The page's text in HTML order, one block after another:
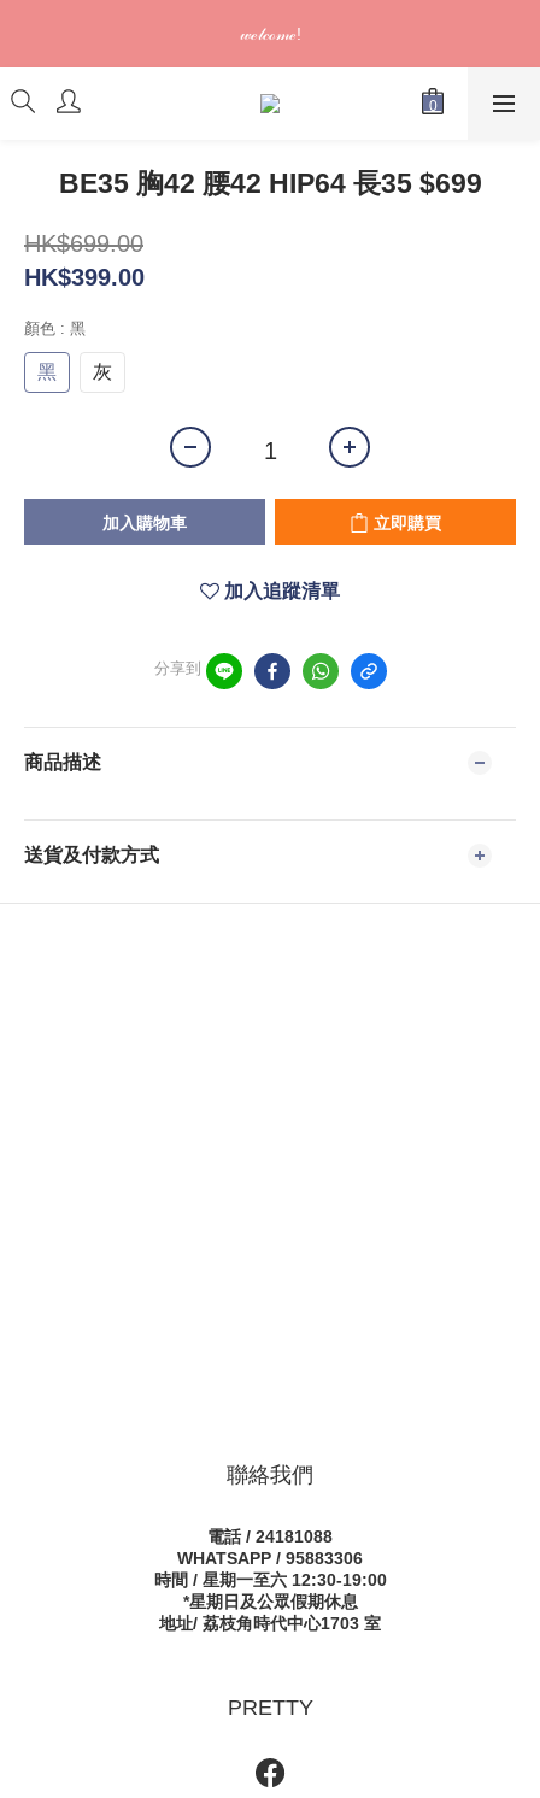
電郵為準)
𝓌ℯ𝓁𝒸ℴ𝓂ℯ!
訂單可供取貨/發貨後會發出電郵通知，請填妥正確資料 (*通知以
電郵為準)
BE35 胸42 腰42 HIP64 長35 $699
HK$699.00
HK$399.00
顏色 : 黑
黑 灰
加入購物車 立即購買
加入追蹤清單
分享到
商品描述
送貨及付款方式
聯絡我們
電話 / 24181088
WHATSAPP / 95883306
時間 / 星期一至六 12:30-19:00
*星期日及公眾假期休息
地址/ 荔枝角時代中心1703 室
PRETTY